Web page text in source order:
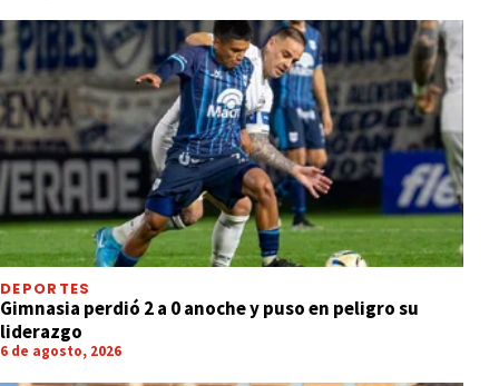
DEPORTES
Gimnasia perdió 2 a 0 anoche y puso en peligro su
liderazgo
6 de agosto, 2026